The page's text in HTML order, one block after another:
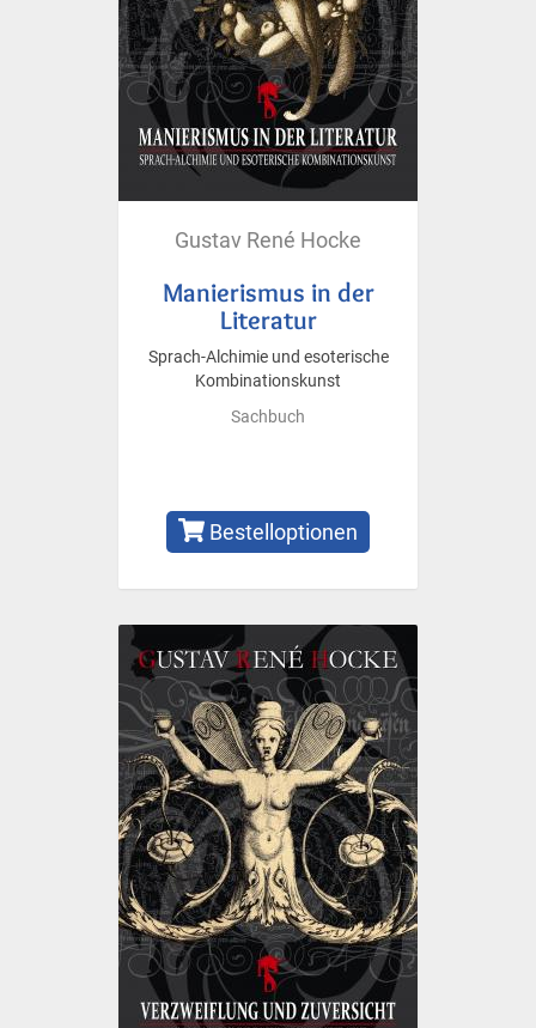
Gustav René Hocke
Manierismus in der
Literatur
Sprach-Alchimie und esoterische
Kombinationskunst
Sachbuch
Bestelloptionen